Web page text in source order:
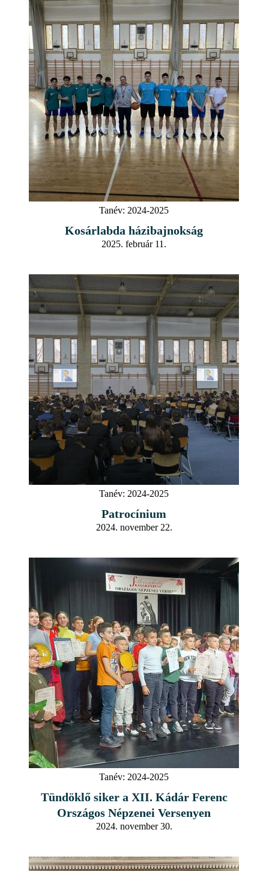
Tanév: 2024-2025
Kosárlabda házibajnokság
2025. február 11.
Tanév: 2024-2025
Patrocínium
2024. november 22.
Tanév: 2024-2025
Tündöklő siker a XII. Kádár Ferenc
Országos Népzenei Versenyen
2024. november 30.